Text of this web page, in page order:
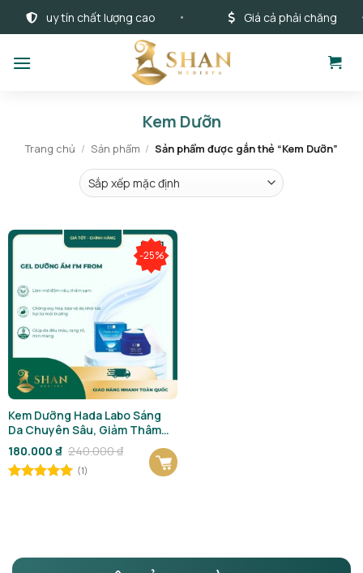
dung
uy tín chất lượng cao Giá cả phải chăng
Kem Dưỡn
Trang chủ / Sản phẩm / Sản phẩm được gắn thẻ “Kem Dưỡn”
-25%
Kem Dưỡng Hada Labo Sáng
Da Chuyên Sâu, Giảm Thâm
Sạm 50g [Mẫu Mới]
240.000₫
Giá
gốc
là:
180.000 ₫
Giá
hiện
tại (1)